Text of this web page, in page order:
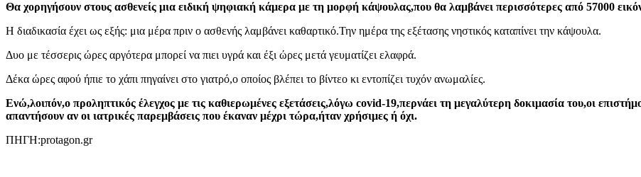
Θα χορηγήσουν στους ασθενείς μια ειδική ψηφιακή κάμερα με τη μορφή κάψουλας,που θα λαμβάνει περισσότερες από 57000
Η διαδικασία έχει ως εξής: μια μέρα πριν ο ασθενής λαμβάνει καθαρτικό.Την ημέρα της εξέτασης νηστικός καταπίνει την κάψουλα.
Δυο με τέσσερις ώρες αργότερα μπορεί να πιει υγρά και έξι ώρες μετά γευματίζει ελαφρά.
Δέκα ώρες αφού ήπιε το χάπι πηγαίνει στο γιατρό,ο οποίος βλέπει το βίντεο κι εντοπίζει τυχόν ανωμαλίες.
Ενώ,λοιπόν,ο προληπτικός έλεγχος με τις καθιερωμένες εξετάσεις,λόγω covid-19,περνάει τη μεγαλύτερη δοκιμασία του,οι
απαντήσουν αν οι ιατρικές παρεμβάσεις που έκαναν μέχρι τώρα,ήταν χρήσιμες ή όχι.
ΠΗΓΗ:protagon.gr